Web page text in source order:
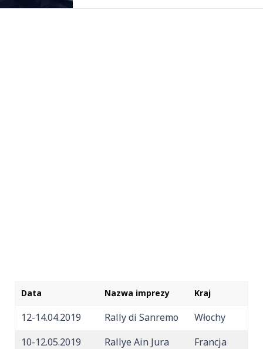
Data Nazwa imprezy Kraj
12-14.04.2019 Rally di Sanremo
Włochy
10-12.05.2019
Rallye Ain Jura
Francja